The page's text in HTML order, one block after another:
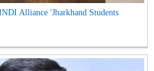
Alliance 'Jharkhand Students